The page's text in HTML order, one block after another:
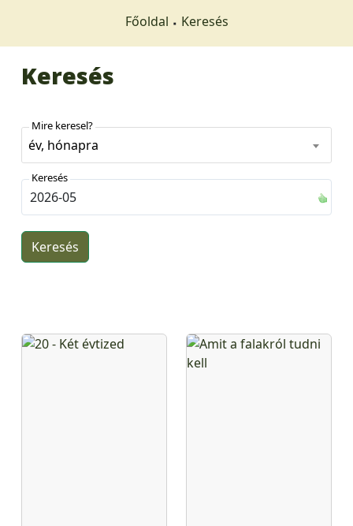
Főoldal Keresés
Keresés
év, hónapra
Mire keresel?
Keresés